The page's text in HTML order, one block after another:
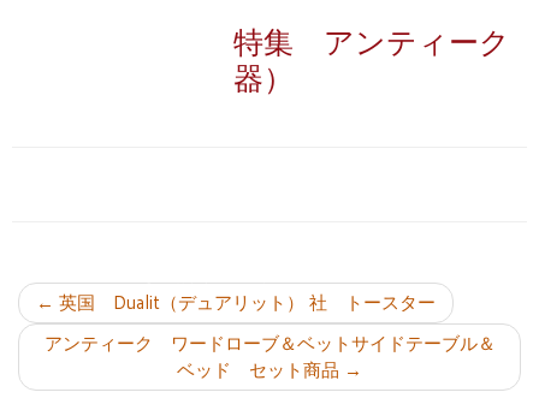
特集 アンティーク
器）
← 英国 Dualit（デュアリット） 社 トースター
アンティーク ワードローブ＆ベットサイドテーブル＆
ベッド セット商品 →